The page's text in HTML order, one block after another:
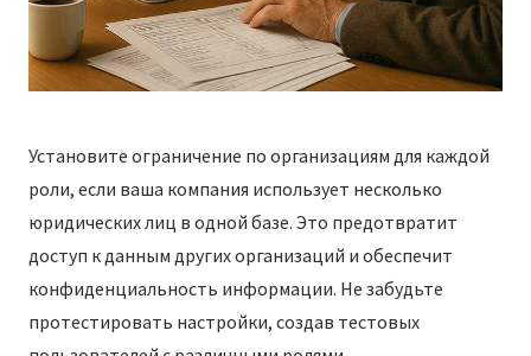
Установите ограничение по организациям для каждой
роли, если ваша компания использует несколько
юридических лиц в одной базе. Это предотвратит
доступ к данным других организаций и обеспечит
конфиденциальность информации. Не забудьте
протестировать настройки, создав тестовых